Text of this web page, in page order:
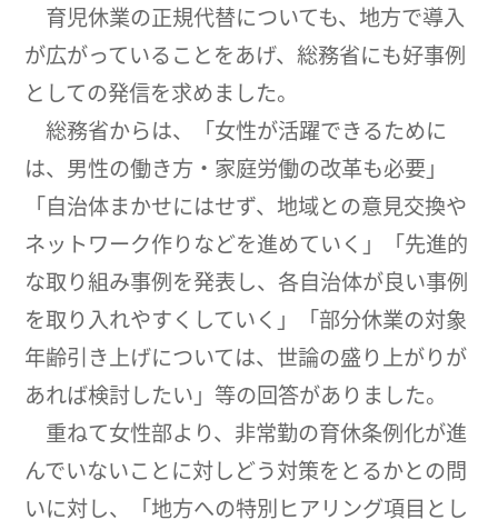
育児休業の正規代替についても、地方で導入
が広がっていることをあげ、総務省にも好事例
としての発信を求めました。
総務省からは、「女性が活躍できるために
は、男性の働き方・家庭労働の改革も必要」
「自治体まかせにはせず、地域との意見交換や
ネットワーク作りなどを進めていく」「先進的
な取り組み事例を発表し、各自治体が良い事例
を取り入れやすくしていく」「部分休業の対象
年齢引き上げについては、世論の盛り上がりが
あれば検討したい」等の回答がありました。
重ねて女性部より、非常勤の育休条例化が進
んでいないことに対しどう対策をとるかとの問
いに対し、「地方への特別ヒアリング項目とし